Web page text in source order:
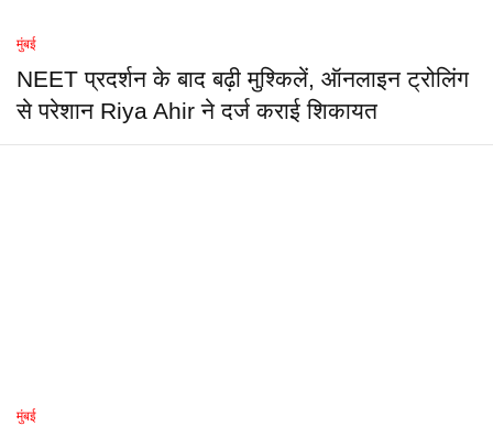
मुंबई
NEET प्रदर्शन के बाद बढ़ी मुश्किलें, ऑनलाइन ट्रोलिंग
से परेशान Riya Ahir ने दर्ज कराई शिकायत
मुंबई